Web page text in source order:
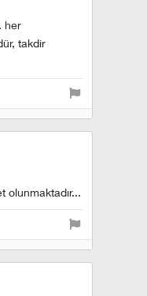
her
takdir
olunmaktadır...